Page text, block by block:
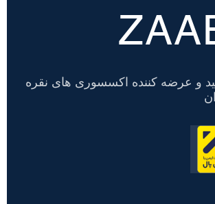
و عرضه کننده اکسسوری های نقره